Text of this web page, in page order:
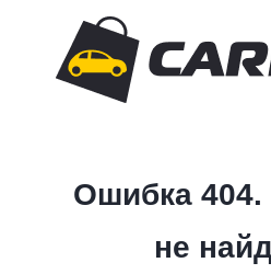
Ошибка 404.
не